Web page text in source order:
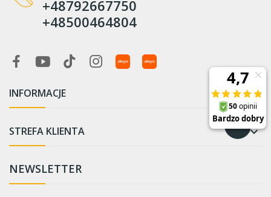
+48792667750
+48500464804
INFORMACJE 
STREFA KLIENTA 
NEWSLETTER